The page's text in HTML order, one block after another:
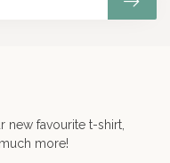
new favourite t-shirt,
more!